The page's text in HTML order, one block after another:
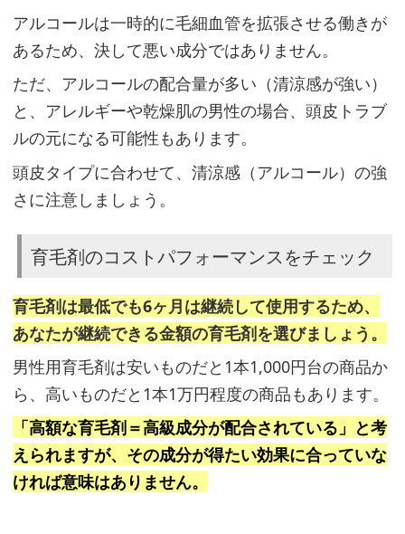
っ
て
当？
毛
剤
ら
タ
ブ
リ
ッ
ド
C
ヘ
ア
アルコールは一時的に毛細血管を拡張させる働きが
あるため、決して悪い成分ではありません。
ただ、アルコールの配合量が多い（清涼感が強い）
と、アレルギーや乾燥肌の男性の場合、頭皮トラブ
ルの元になる可能性もあります。
頭皮タイプに合わせて、清涼感（アルコール）の強
さに注意しましょう。
育毛剤のコストパフォーマンスをチェック
育毛剤は最低でも6ヶ月は継続して使用するため、
あなたが継続できる金額の育毛剤を選びましょう。
男性用育毛剤は安いものだと1本1,000円台の商品か
ら、高いものだと1本1万円程度の商品もあります。
「高額な育毛剤＝高級成分が配合されている」と考
えられますが、その成分が得たい効果に合っていな
ければ意味はありません。